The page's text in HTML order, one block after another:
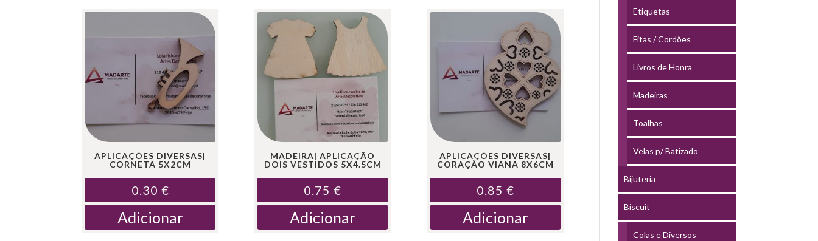
APLICAÇÕES DIVERSAS|
CORNETA 5X2CM
0.30 €
Adicionar
MADEIRA| APLICAÇÃO
DOIS VESTIDOS 5X4.5CM
0.75€
Adicionar
APLICAÇÕES DIVERSAS|
CORAÇÃO VIANA 8X6CM
0.85 €
Adicionar
Etiquetas
Fitas / Cordões
Livros de Honra
Madeiras
Toalhas
Velas p/ Batizado
Bijuteria
Biscuit
Colas e Diversos